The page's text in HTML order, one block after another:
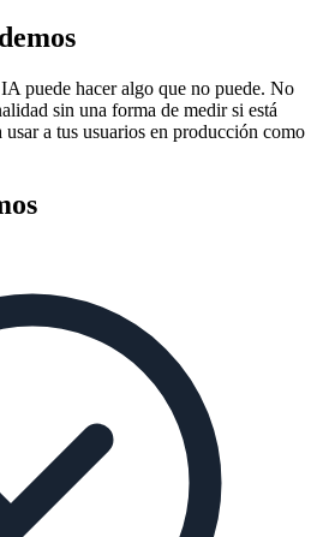
puede hacer algo que no puede. No
sin una forma de medir si está
a tus usuarios en producción como